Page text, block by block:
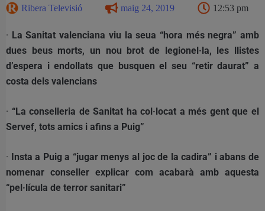
Ribera Televisió maig 24, 2019 12:53 pm
· La Sanitat valenciana viu la seua “hora més negra” amb
dues beus morts, un nou brot de legionel·la, les llistes
d’espera i endollats que busquen el seu “retir daurat” a
costa dels valencians
· “La conselleria de Sanitat ha col·locat a més gent que el
Servef, tots amics i afins a Puig”
· Insta a Puig a “jugar menys al joc de la cadira” i abans de
nomenar conseller explicar com acabarà amb aquesta
“pel·lícula de terror sanitari”